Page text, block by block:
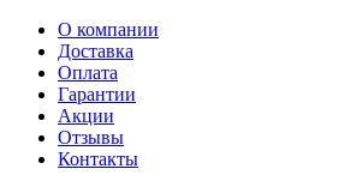
О компании
Доставка
Оплата
Гарантии
Акции
Отзывы
Контакты